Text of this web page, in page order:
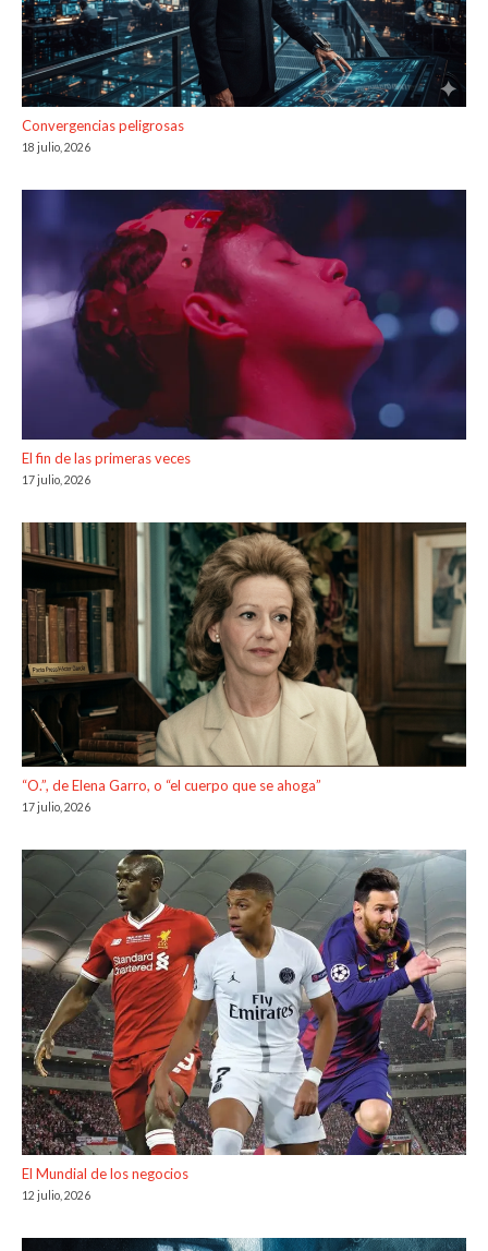
Convergencias peligrosas
18 julio, 2026
El fin de las primeras veces
17 julio, 2026
“O.”, de Elena Garro, o “el cuerpo que se ahoga”
17 julio, 2026
El Mundial de los negocios
12 julio, 2026